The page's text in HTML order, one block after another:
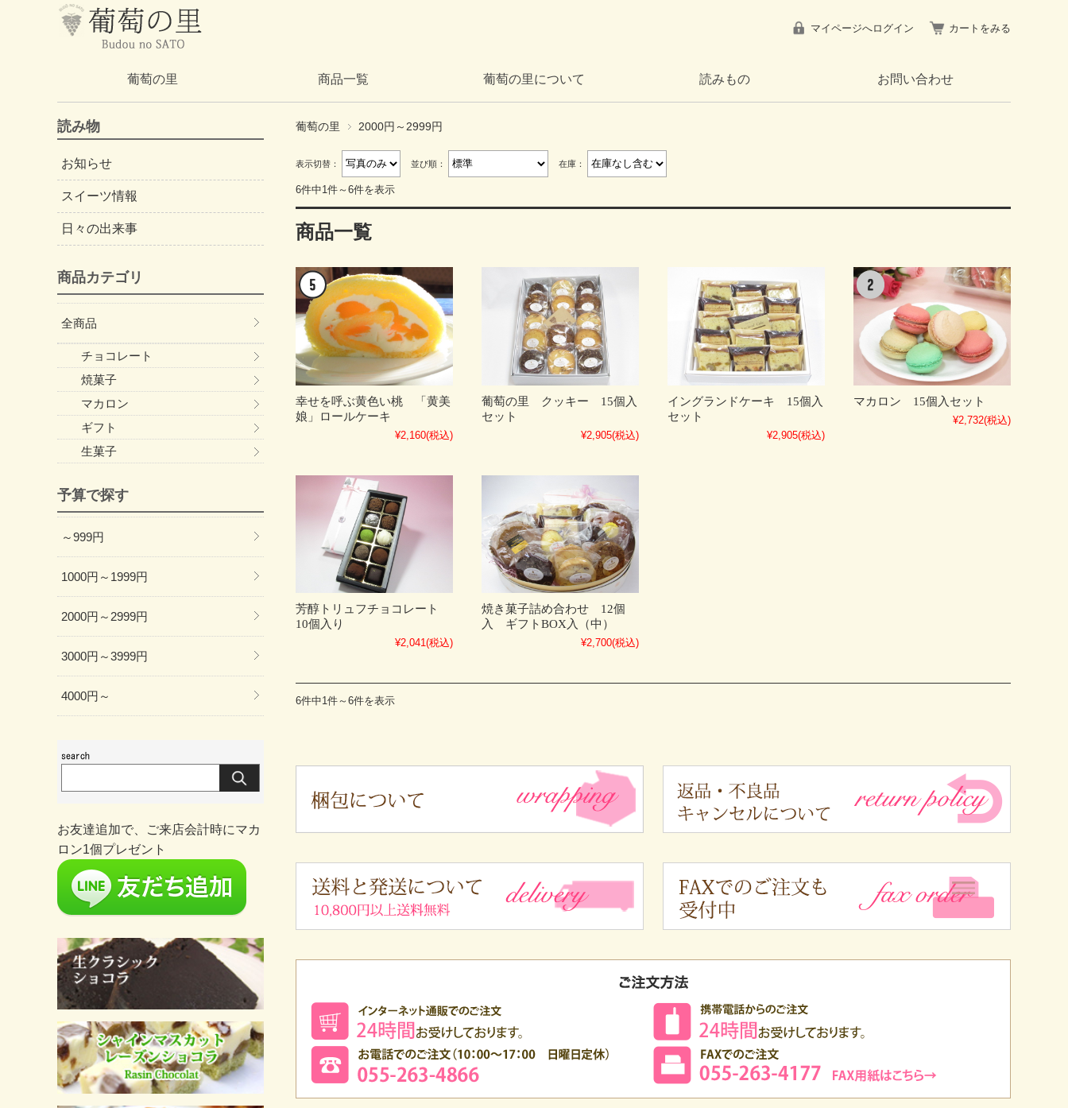
マイページへログイン カートをみる
葡萄の里 商品一覧 葡萄の里について 読みもの お問い合わせ
葡萄の里 2000円～2999円
表示切替： 並び順： 在庫：
6件中1件～6件を表示
商品一覧
幸せを呼ぶ黄色い桃 「黄美
娘」ロールケーキ
¥2,160(税込)
葡萄の里 クッキー 15個入
セット
¥2,905(税込)
イングランドケーキ 15個入
セット
¥2,905(税込)
マカロン 15個入セット
¥2,732(税込)
芳醇トリュフチョコレート
10個入り
¥2,041(税込)
焼き菓子詰め合わせ 12個
入 ギフトBOX入（中）
¥2,700(税込)
6件中1件～6件を表示
読み物
お知らせ
スイーツ情報
日々の出来事
商品カテゴリ
全商品
チョコレート
焼菓子
マカロン
ギフト
生菓子
予算で探す
～999円
1000円～1999円
2000円～2999円
3000円～3999円
4000円～
お友達追加で、ご来店会計時にマカ
ロン1個プレゼント